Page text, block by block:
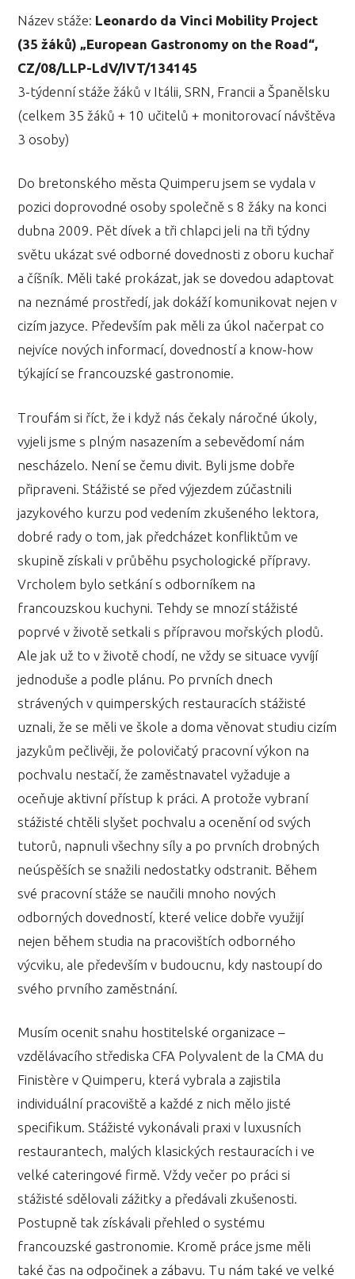
Název stáže: Leonardo da Vinci Mobility Project
(35 žáků) „European Gastronomy on the Road“,
CZ/08/LLP-LdV/IVT/134145
3-týdenní stáže žáků v Itálii, SRN, Francii a Španělsku
(celkem 35 žáků + 10 učitelů + monitorovací návštěva
3 osoby)
Do bretonského města Quimperu jsem se vydala v
pozici doprovodné osoby společně s 8 žáky na konci
dubna 2009. Pět dívek a tři chlapci jeli na tři týdny
světu ukázat své odborné dovednosti z oboru kuchař
a číšník. Měli také prokázat, jak se dovedou adaptovat
na neznámé prostředí, jak dokáží komunikovat nejen v
cizím jazyce. Především pak měli za úkol načerpat co
nejvíce nových informací, dovedností a know-how
týkající se francouzské gastronomie.
Troufám si říct, že i když nás čekaly náročné úkoly,
vyjeli jsme s plným nasazením a sebevědomí nám
nescházelo. Není se čemu divit. Byli jsme dobře
připraveni. Stážisté se před výjezdem zúčastnili
jazykového kurzu pod vedením zkušeného lektora,
dobré rady o tom, jak předcházet konfliktům ve
skupině získali v průběhu psychologické přípravy.
Vrcholem bylo setkání s odborníkem na
francouzskou kuchyni. Tehdy se mnozí stážisté
poprvé v životě setkali s přípravou mořských plodů.
Ale jak už to v životě chodí, ne vždy se situace vyvíjí
jednoduše a podle plánu. Po prvních dnech
strávených v quimperských restauracích stážisté
uznali, že se měli ve škole a doma věnovat studiu cizím
jazykům pečlivěji, že polovičatý pracovní výkon na
pochvalu nestačí, že zaměstnavatel vyžaduje a
oceňuje aktivní přístup k práci. A protože vybraní
stážisté chtěli slyšet pochvalu a ocenění od svých
tutorů, napnuli všechny síly a po prvních drobných
neúspěších se snažili nedostatky odstranit. Během
své pracovní stáže se naučili mnoho nových
odborných dovedností, které velice dobře využijí
nejen během studia na pracovištích odborného
výcviku, ale především v budoucnu, kdy nastoupí do
svého prvního zaměstnání.
Musím ocenit snahu hostitelské organizace –
vzdělávacího střediska CFA Polyvalent de la CMA du
Finistère v Quimperu, která vybrala a zajistila
individuální pracoviště a každé z nich mělo jisté
specifikum. Stážisté vykonávali praxi v luxusních
restaurantech, malých klasických restauracích i ve
velké cateringové firmě. Vždy večer po práci si
stážisté sdělovali zážitky a předávali zkušenosti.
Postupně tak získávali přehled o systému
francouzské gastronomie. Kromě práce jsme měli
také čas na odpočinek a zábavu. Tu nám také ve velké